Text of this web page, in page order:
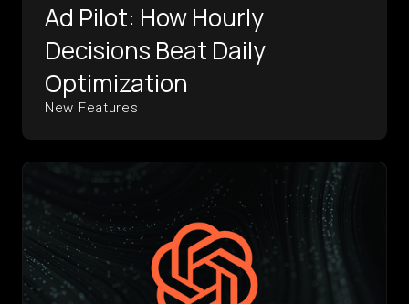
Ad Pilot: How Hourly
Decisions Beat Daily
Optimization
New Features